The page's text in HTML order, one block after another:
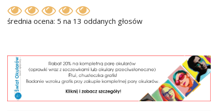
średnia ocena: 5 na 13 oddanych głosów